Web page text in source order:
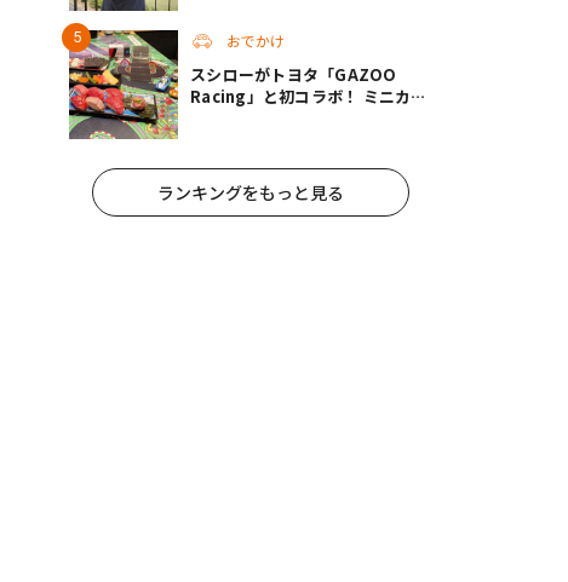
おでかけ
スシローがトヨタ「GAZOO
Racing」と初コラボ！ ミニカー
ランキングをもっと見る